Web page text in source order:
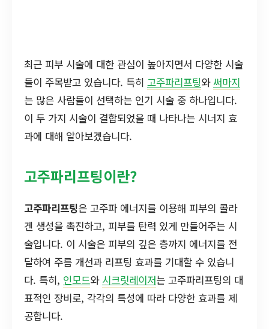
최근 피부 시술에 대한 관심이 높아지면서 다양한 시술
들이 주목받고 있습니다. 특히 고주파리프팅와써마지
는 많은 사람들이 선택하는 인기 시술 중 하나입니다.
이 두 가지 시술이 결합되었을 때 나타나는 시너지 효
과에 대해 알아보겠습니다.
고주파리프팅이란?
고주파리프팅은 고주파 에너지를 이용해 피부의 콜라
겐 생성을 촉진하고, 피부를 탄력 있게 만들어주는 시
술입니다. 이 시술은 피부의 깊은 층까지 에너지를 전
달하여 주름 개선과 리프팅 효과를 기대할 수 있습니
다. 특히, 인모드와 시크릿레이저는 고주파리프팅의 대
표적인 장비로, 각각의 특성에 따라 다양한 효과를 제
공합니다.